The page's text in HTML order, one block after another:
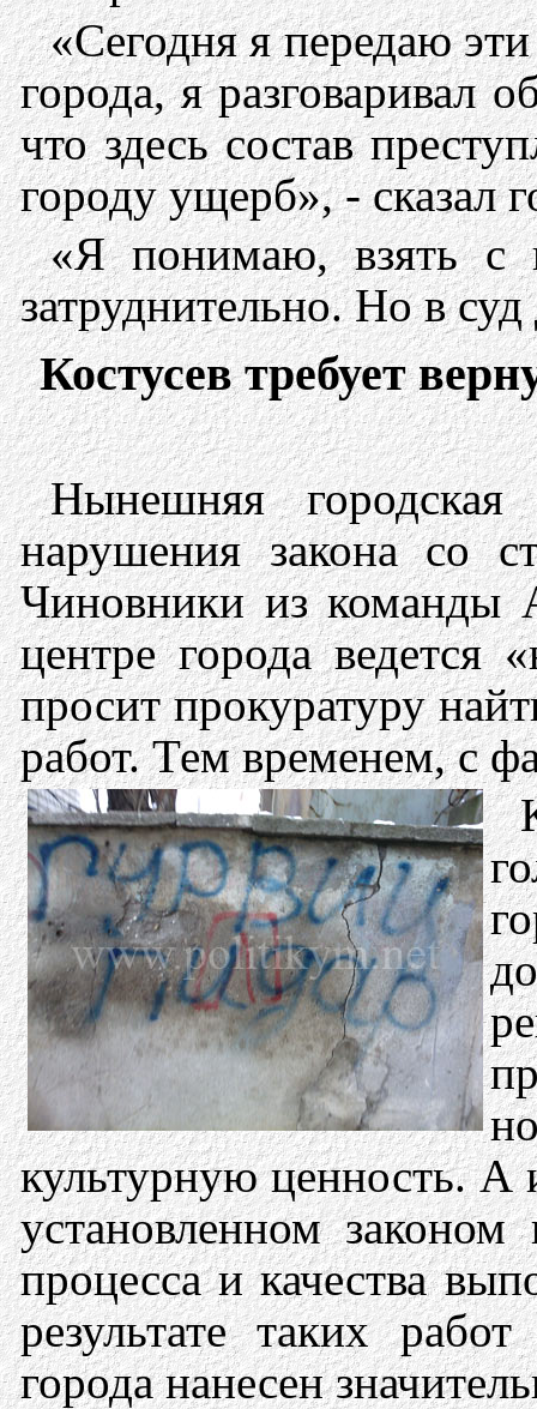
«Сегодня я передаю
города, я разговаривал
что здесь состав
городу ущерб», - сказал
«Я понимаю, взять с
затруднительно. Но в
Костусев требует
Нынешняя городская
нарушения закона со
Чиновники из команды
центре города ведется
просит прокуратуру
работ. Тем временем, с
культурную ценность. А
установленном
процесса и качества
результате таких
города нанесен